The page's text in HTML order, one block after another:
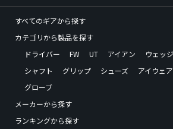
すべてのギアから探す
カテゴリから製品を探す
ドライバー
FW UT アイアン ウェッジ
シャフト
グリップ シューズ アイウェア
グローブ
メーカーから探す
ランキングから探す